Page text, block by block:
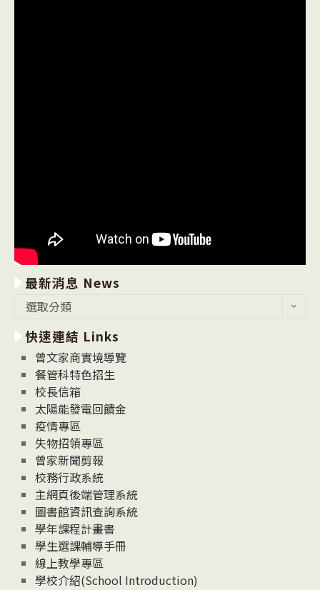
最新消息 News
消
息
News
選取分類
快速連結 Links
曾文家商實境導覽
餐管科特色招生
校長信箱
太陽能發電回饋金
疫情專區
失物招領專區
曾家新聞剪報
校務行政系統
主網頁後端管理系統
圖書館資訊查詢系統
學年課程計畫書
學生選課輔導手冊
線上教學專區
學校介紹(School Introduction)